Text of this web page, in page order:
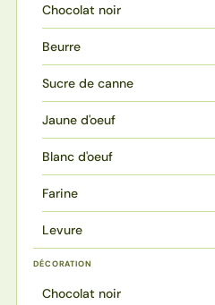
Chocolat noir
Beurre
Sucre de canne
Jaune d'oeuf
Blanc d'oeuf
Farine
Levure
DÉCORATION
Chocolat noir